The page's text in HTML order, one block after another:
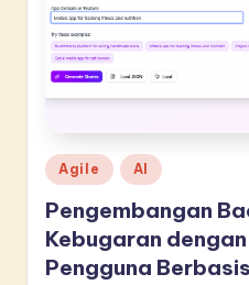
v
a
ti
n
Posted
in
Agile AI
Pengembangan
Kebugaran
Pengguna